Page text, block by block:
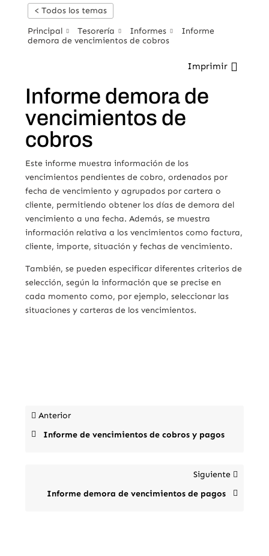
< Todos los temas
Principal Tesorería Informes
Informe
demora de vencimientos de cobros
Imprimir
Informe demora de
vencimientos de
cobros
Este informe muestra información de los
vencimientos pendientes de cobro, ordenados por
fecha de vencimiento y agrupados por cartera o
cliente, permitiendo obtener los días de demora del
vencimiento a una fecha. Además, se muestra
información relativa a los vencimientos como factura,
cliente, importe, situación y fechas de vencimiento.
También, se pueden especificar diferentes criterios de
selección, según la información que se precise en
cada momento como, por ejemplo, seleccionar las
situaciones y carteras de los vencimientos.
Anterior
Informe de vencimientos de cobros y pagos
Siguiente
Informe demora de vencimientos de pagos